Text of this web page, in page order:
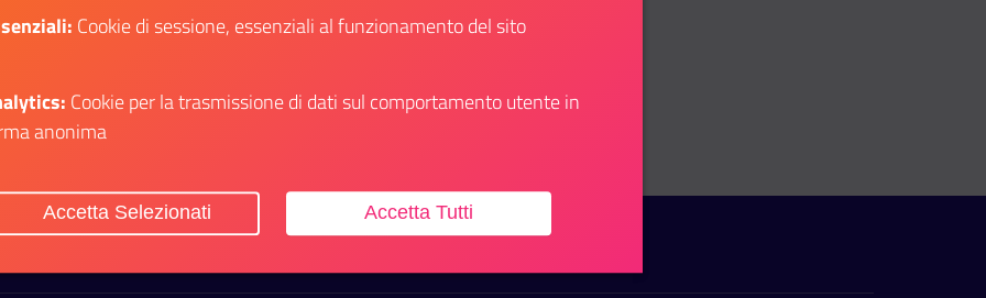
Vai al bando
Giovanili e il Servizio Civile Universale
Cookie di sessione, essenziali al funzionamento del sito
Cookie per la trasmissione di dati sul comportamento utente in
anonima
Accetta Tutti
Accetta Selezionati